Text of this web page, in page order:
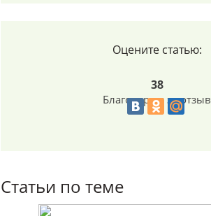
Оцените статью:
38
Благодарим за отзыв
Статьи по теме